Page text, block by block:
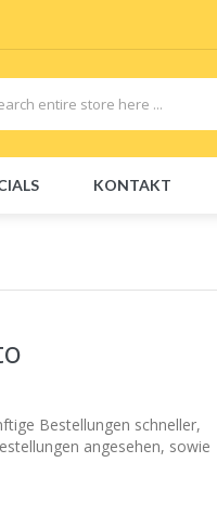
KONTAKT
Bestellungen schneller,
angesehen, sowie